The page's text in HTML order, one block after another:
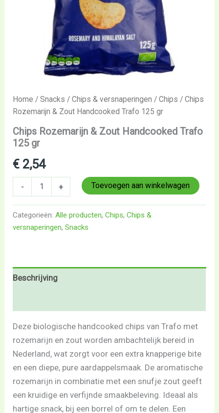
Home /Snacks /Chips & versnaperingen /Chips / Chips
Rozemarijn & Zout Handcooked Trafo 125 gr
Chips Rozemarijn & Zout Handcooked Trafo
125 gr
€ 2,54
- + Toevoegen aan winkelwagen
Categorieën:Alle producten,Chips,Chips &
versnaperingen,Snacks
Beschrijving
Deze biologische handcooked chips van Trafo met
rozemarijn en zout worden ambachtelijk bereid in
Nederland, wat zorgt voor een extra knapperige bite
en een diepe, pure aardappelsmaak. De aromatische
rozemarijn in combinatie met een snufje zout geeft
een kruidige en verfijnde smaakbeleving. Ideaal als
hartige snack, bij een borrel of om te delen. Een